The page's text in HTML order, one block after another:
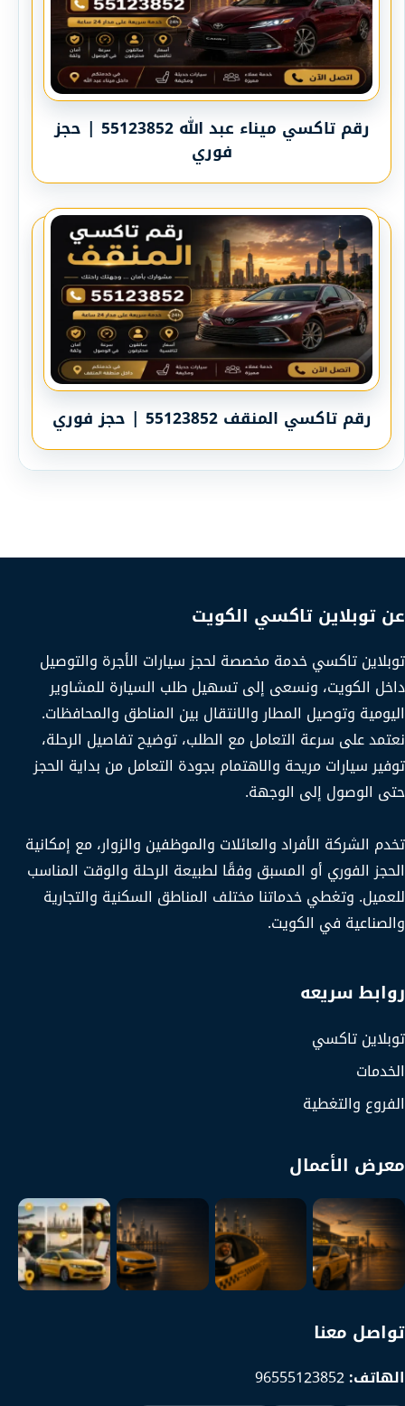
رقم تاكسي ميناء عبد الله 55123852 | حجز
فوري
رقم تاكسي المنقف 55123852 | حجز فوري
عن توبلاين تاكسي الكويت
توبلاين تاكسي خدمة مخصصة لحجز سيارات الأجرة والتوصيل
داخل الكويت، ونسعى إلى تسهيل طلب السيارة للمشاوير
اليومية وتوصيل المطار والانتقال بين المناطق والمحافظات.
نعتمد على سرعة التعامل مع الطلب، توضيح تفاصيل الرحلة،
توفير سيارات مريحة والاهتمام بجودة التعامل من بداية الحجز
حتى الوصول إلى الوجهة.
تخدم الشركة الأفراد والعائلات والموظفين والزوار، مع إمكانية
الحجز الفوري أو المسبق وفقًا لطبيعة الرحلة والوقت المناسب
للعميل. وتغطي خدماتنا مختلف المناطق السكنية والتجارية
والصناعية في الكويت.
روابط سريعه
توبلاين تاكسي
الخدمات
الفروع والتغطية
معرض الأعمال
تواصل معنا
الهاتف:96555123852